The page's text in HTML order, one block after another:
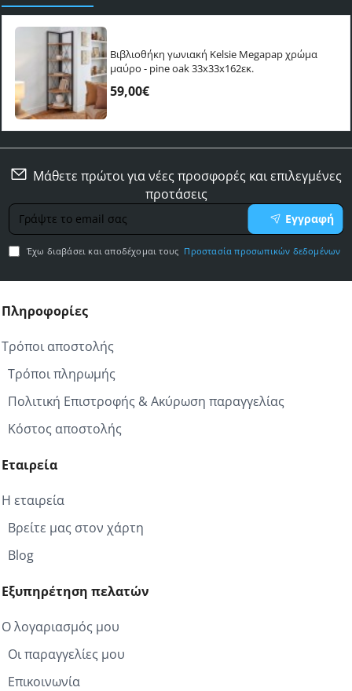
Βιβλιοθήκη γωνιακή Kelsie Megapap χρώμα
μαύρο - pine oak 33x33x162εκ.
59,00€
Μάθετε πρώτοι για νέες προσφορές και επιλεγμένες
προτάσεις
Γράψτε
το
email
σας
Εγγραφή
Έχω διαβάσει και αποδέχομαι τους Προστασία προσωπικών δεδομένων
Πληροφορίες
Τρόποι αποστολής
Τρόποι πληρωμής
Πολιτική Επιστροφής & Ακύρωση παραγγελίας
Κόστος αποστολής
Εταιρεία
Η εταιρεία
Βρείτε μας στον χάρτη
Blog
Εξυπηρέτηση πελατών
Ο λογαριασμός μου
Οι παραγγελίες μου
Επικοινωνία